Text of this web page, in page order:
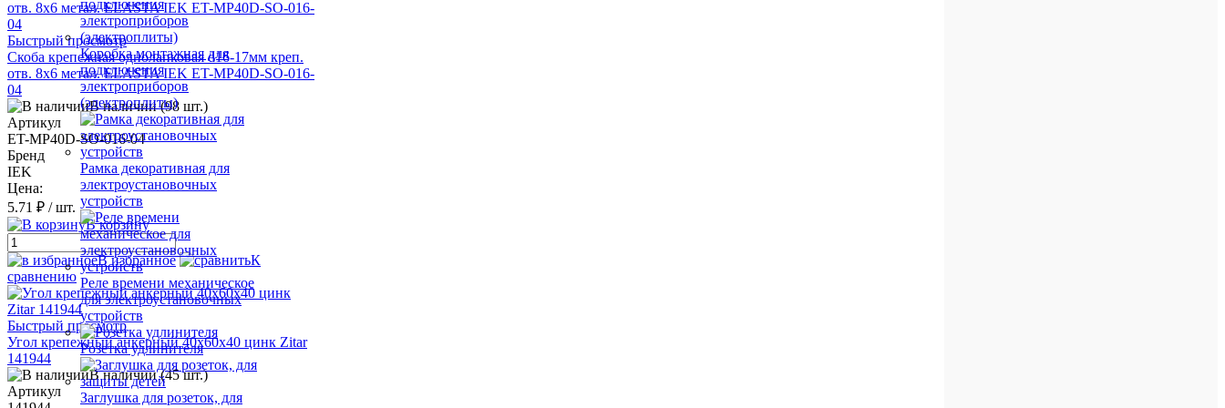
Коробка монтажная для
подключения
электроприборов
(электроплиты)
Рамка декоративная для
электроустановочных
устройств
Реле времени механическое
для электроустановочных
устройств
Розетка удлинителя
Заглушка для розеток, для
Быстрый просмотр
Скоба крепежная однолапковая d16-17мм креп.
отв. 8х6 метал. ELASTA IEK ET-MP40D-SO-016-
04
В наличии (98 шт.)
Артикул
ET-MP40D-SO-016-04
Бренд
IEK
Цена:
5.71 ₽ / шт.
В корзину
В избранное
К
сравнению
Быстрый просмотр
Угол крепежный анкерный 40х60х40 цинк Zitar
141944
В наличии (45 шт.)
Артикул